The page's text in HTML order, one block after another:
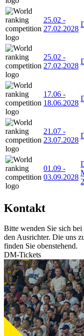
25.02 -
27.02.2028
25.02 -
27.02.2028
17.06 -
18.06.2028
21.07 -
23.07.2028
01.09 -
03.09.2028
Kontakt
Bitte wenden Sie sich
den Ausrichter. Die uns
finden Sie obenstehend.
DM-Tickets